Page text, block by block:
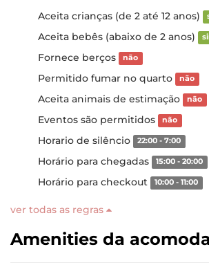
Aceita crianças (de 2 até 12 anos)
Aceita bebês (abaixo de 2 anos)
Fornece berços não
Permitido fumar no quarto não
Aceita animais de estimação não
Eventos são permitidos não
Horario de silêncio 22:00 - 7:00
Horário para chegadas 15:00 - 20:00
Horário para checkout 10:00 - 11:00
ver todas as regras
Amenities da